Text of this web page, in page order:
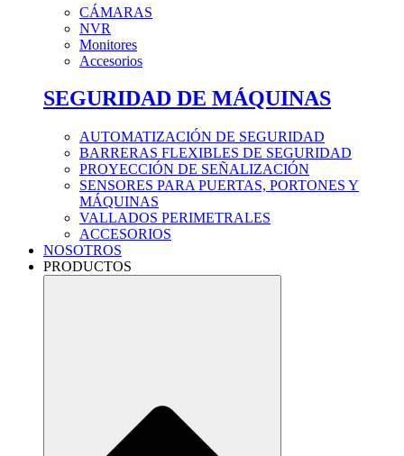
CÁMARAS
NVR
Monitores
Accesorios
SEGURIDAD DE MÁQUINAS
AUTOMATIZACIÓN DE SEGURIDAD
BARRERAS FLEXIBLES DE SEGURIDAD
PROYECCIÓN DE SEÑALIZACIÓN
SENSORES PARA PUERTAS, PORTONES Y
MÁQUINAS
VALLADOS PERIMETRALES
ACCESORIOS
NOSOTROS
PRODUCTOS